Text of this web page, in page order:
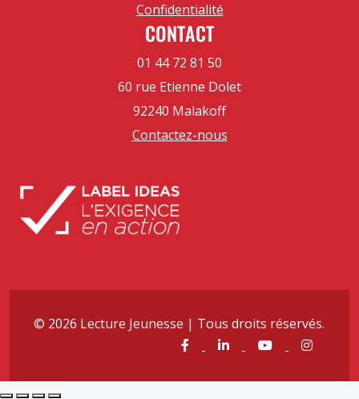
Confidentialité
CONTACT
01 44 72 81 50
60 rue Etienne Dolet
92240 Malakoff
Contactez-nous
© 2026 Lecture Jeunesse | Tous droits réservés.